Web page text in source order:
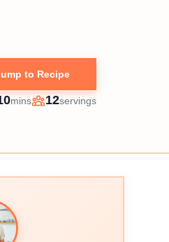
to Recipe
minutes
mins
Servings
12servings